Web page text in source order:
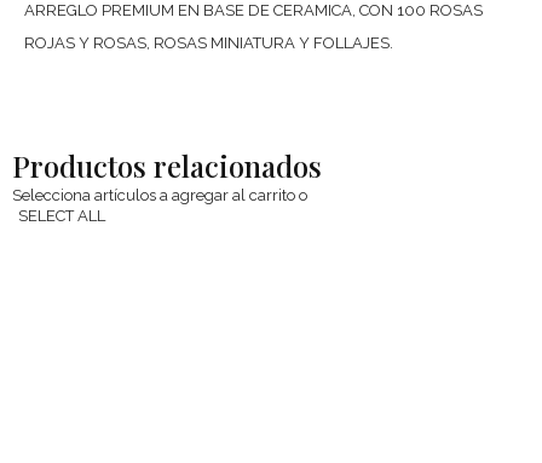
ARREGLO PREMIUM EN BASE DE CERAMICA, CON 100 ROSAS
ROJAS Y ROSAS, ROSAS MINIATURA Y FOLLAJES.
Productos relacionados
Selecciona artículos a agregar al carrito o
SELECT ALL